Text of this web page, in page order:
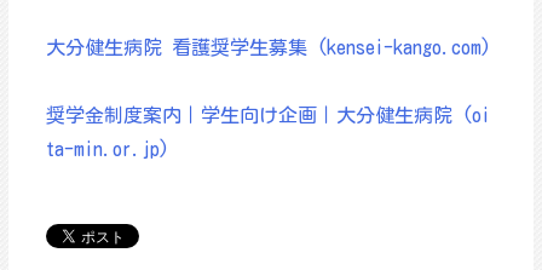
大分健生病院 看護奨学生募集 (kensei-kango.com)
奨学金制度案内｜学生向け企画｜大分健生病院 (oi
ta-min.or.jp)